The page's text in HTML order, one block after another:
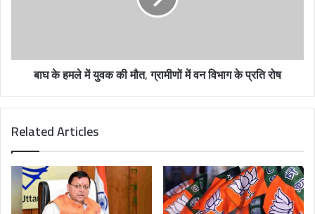
बाघ के हमले में युवक की मौत, ग्रामीणों में वन विभाग के प्रति रोष
Related Articles